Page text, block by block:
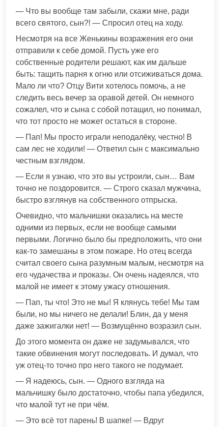
— Что вы вообще там забыли, скажи мне, ради
всего святого, сын?! — Спросил отец на ходу.
Несмотря на все Женькины возражения его они
отправили к себе домой. Пусть уже его
собственные родители решают, как им дальше
быть: тащить парня к огню или отсиживаться дома.
Мало ли что? Отцу Вити хотелось помочь, а не
следить весь вечер за оравой детей. Он немного
сожалел, что и сына с собой потащил, но понимал,
что тот просто не может остаться в стороне.
— Пап! Мы просто играли неподалёку, честно! В
сам лес не ходили! — Ответил сын с максимально
честным взглядом.
— Если я узнаю, что это вы устроили, сын… Вам
точно не поздоровится. — Строго сказал мужчина,
быстро взглянув на собственного отпрыска.
Очевидно, что мальчишки оказались на месте
одними из первых, если не вообще самыми
первыми. Логично было бы предположить, что они
как-то замешаны в этом пожаре. Но отец всегда
считал своего сына разумным малым, несмотря на
его чудачества и проказы. Он очень надеялся, что
малой не имеет к этому ужасу отношения.
— Пап, ты что! Это не мы! Я клянусь тебе! Мы там
были, но мы ничего не делали! Блин, да у меня
даже зажигалки нет! — Возмущённо возразил сын.
До этого момента он даже не задумывался, что
такие обвинения могут последовать. И думал, что
уж отец-то точно про него такого не подумает.
— Я надеюсь, сын. — Одного взгляда на
мальчишку было достаточно, чтобы папа убедился,
что малой тут не при чём.
— Это всё тот парень! В шапке! — Вдруг